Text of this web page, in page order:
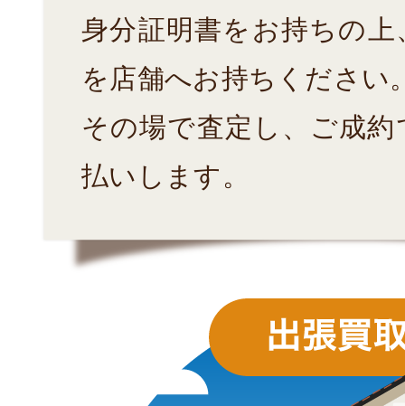
身分証明書をお持ちの
を店舗へお持ちください
その場で査定し、ご成
払いします。